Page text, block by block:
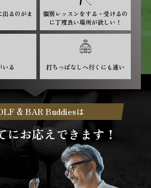
るのがま
個別レッスンをする・受けるの
に丁度良い場所が欲しい！
いる 打ちっぱなしへ行くにも遠い
& BAR Buddiesは
にお応えできます！